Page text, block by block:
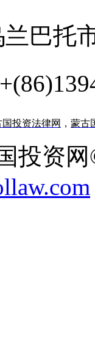
巴托
国投资法律网 ， 蒙古
投资